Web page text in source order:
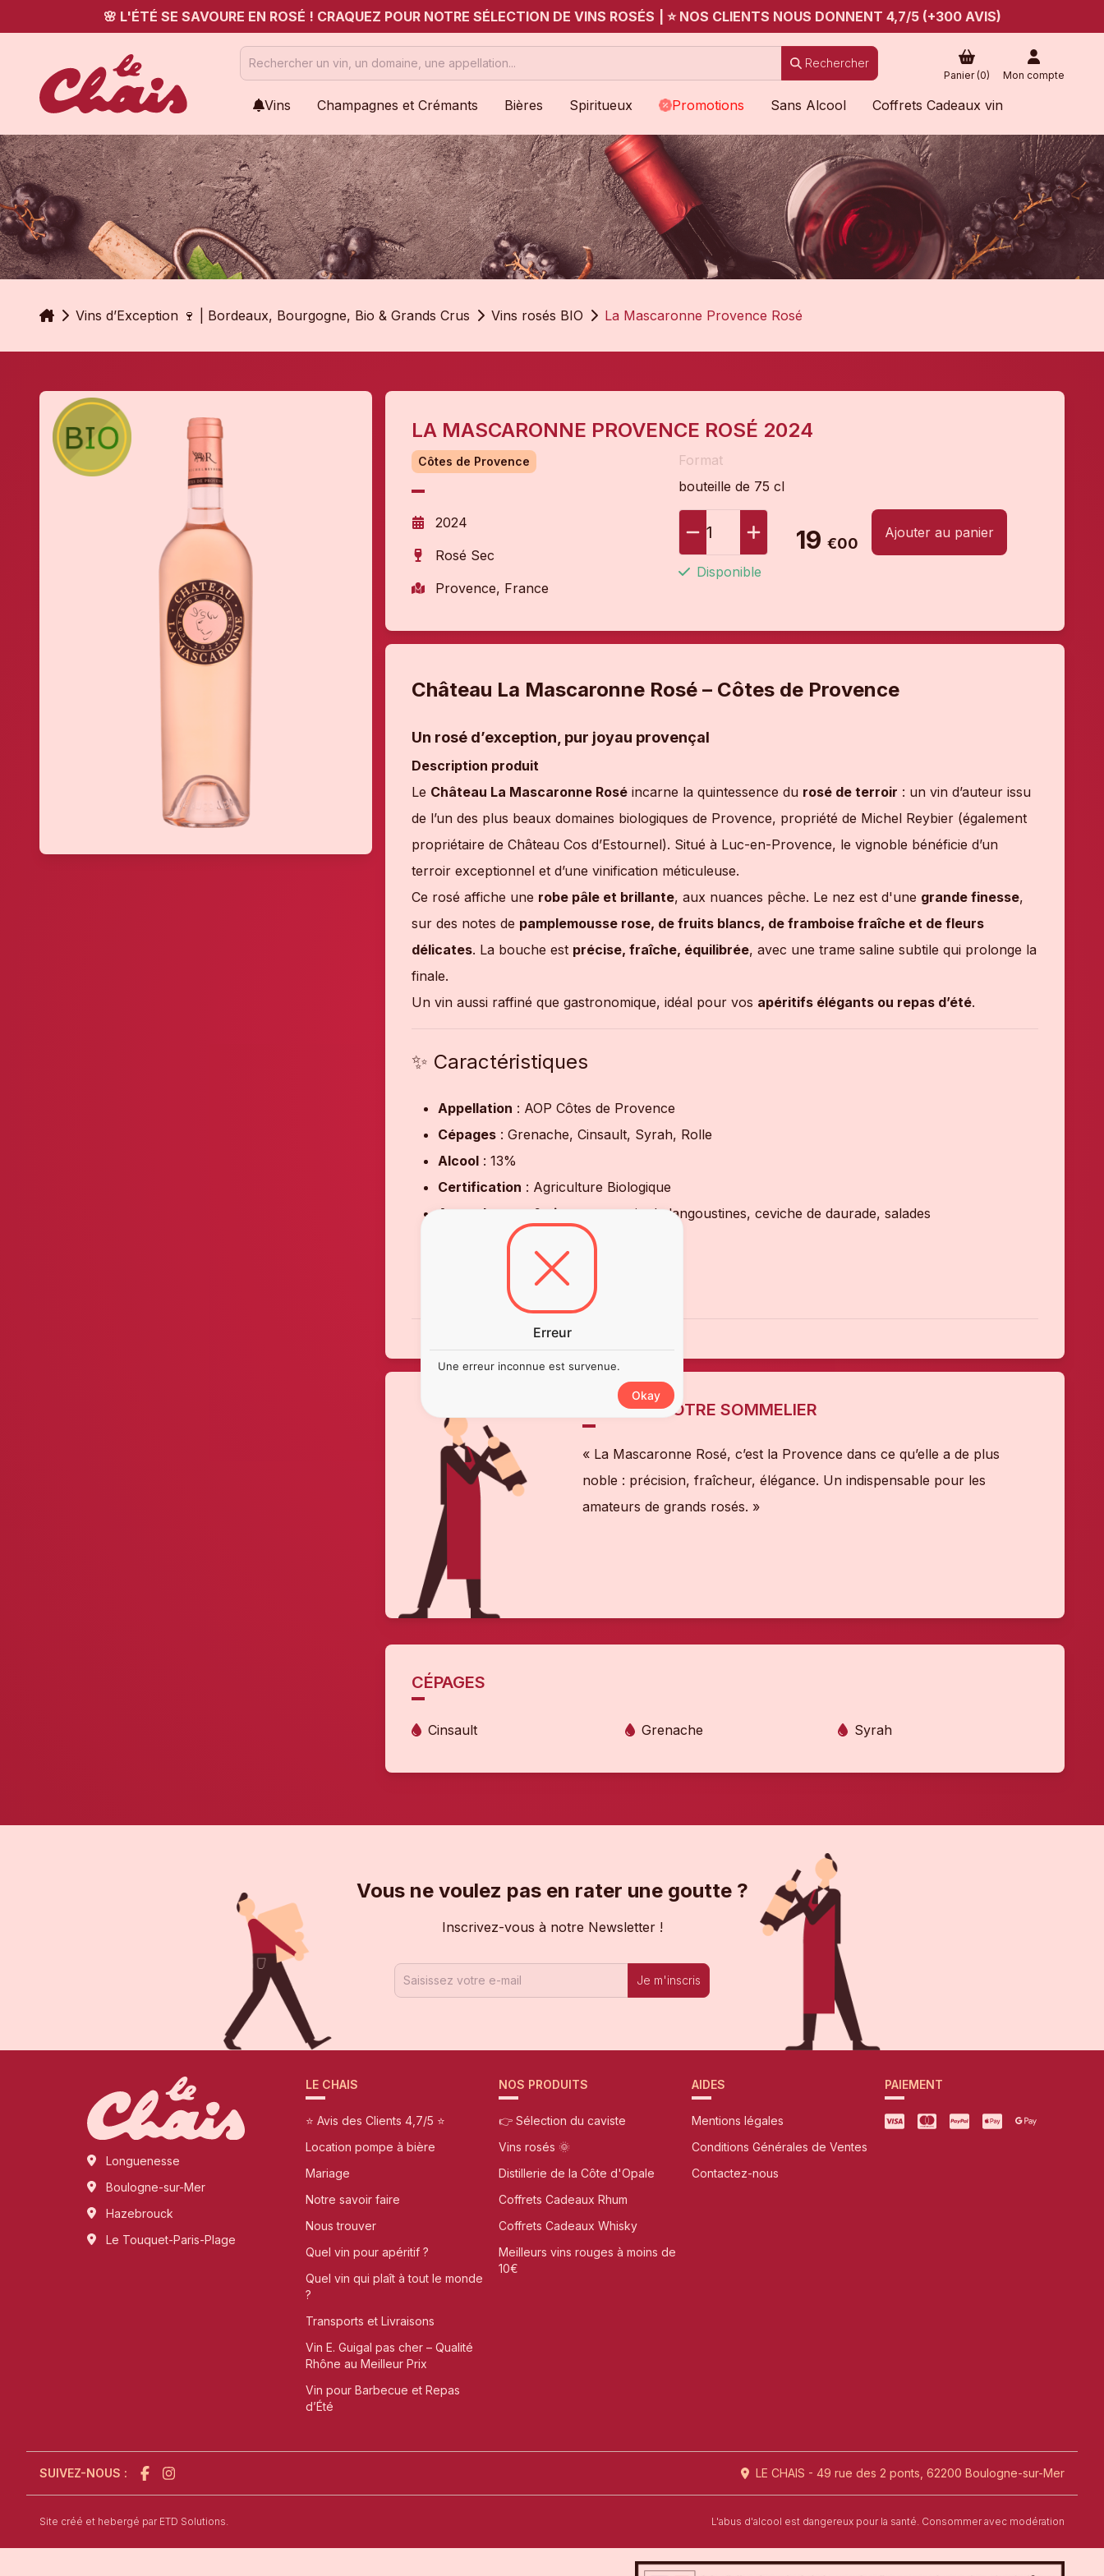
🌸 L'ÉTÉ SE SAVOURE EN ROSÉ ! CRAQUEZ POUR NOTRE SÉLECTION DE VINS ROSÉS ⭐ NOS CLIENTS NOUS DONNENT 4,7/5 (+300 AVIS)
Rechercher
Panier (0) Mon compte
Vins Champagnes et Crémants Bières Spiritueux Promotions Sans Alcool Coffrets Cadeaux vin
AccueilVins d’Exception 🍷 | Bordeaux, Bourgogne, Bio & Grands Crus Vins rosés BIO La Mascaronne Provence Rosé
LA MASCARONNE PROVENCE ROSÉ 2024
Côtes de Provence
2024
Rosé Sec
Provence, France
Format
bouteille de 75 cl
1 19 €00
Ajouter au panier
Disponible
Château La Mascaronne Rosé – Côtes de Provence
Un rosé d’exception, pur joyau provençal
Description produit
Le Château La Mascaronne Rosé incarne la quintessence du rosé de terroir : un vin d’auteur issu
de l’un des plus beaux domaines biologiques de Provence, propriété de Michel Reybier (également
propriétaire de Château Cos d’Estournel). Situé à Luc-en-Provence, le vignoble bénéficie d’un
terroir exceptionnel et d’une vinification méticuleuse.
Ce rosé affiche une robe pâle et brillante, aux nuances pêche. Le nez est d'une grande finesse,
sur des notes de pamplemousse rose, de fruits blancs, de framboise fraîche et de fleurs
délicates. La bouche est précise, fraîche, équilibrée, avec une trame saline subtile qui prolonge la
finale.
Un vin aussi raffiné que gastronomique, idéal pour vos apéritifs élégants ou repas d’été.
✨ Caractéristiques
Appellation : AOP Côtes de Provence
Cépages : Grenache, Cinsault, Syrah, Rolle
Alcool : 13%
Certification : Agriculture Biologique
Accords mets & vins: carpaccio de langoustines, ceviche de daurade, salades
méditerranéennes, fromages frais
Température de service
: À boire dans les 2 ans
L'AVIS DE NOTRE SOMMELIER
« La Mascaronne Rosé, c’est la Provence dans ce qu’elle a de plus
noble : précision, fraîcheur, élégance. Un indispensable pour les
amateurs de grands rosés. »
CÉPAGES
Cinsault Grenache Syrah
Vous ne voulez pas en rater une goutte ?
Inscrivez-vous à notre Newsletter !
Je m'inscris
Longuenesse
Boulogne-sur-Mer
Hazebrouck
Le Touquet-Paris-Plage
LE CHAIS
⭐ Avis des Clients 4,7/5 ⭐
Location pompe à bière
Mariage
Notre savoir faire
Nous trouver
Quel vin pour apéritif ?
Quel vin qui plaît à tout le monde
?
Transports et Livraisons
Vin E. Guigal pas cher – Qualité
Rhône au Meilleur Prix
Vin pour Barbecue et Repas
d’Été
NOS PRODUITS
👉 Sélection du caviste
Vins rosés 🌞
Distillerie de la Côte d'Opale
Coffrets Cadeaux Rhum
Coffrets Cadeaux Whisky
Meilleurs vins rouges à moins de
10€
AIDES
Mentions légales
Conditions Générales de Ventes
Contactez-nous
PAIEMENT
SUIVEZ-NOUS : LE CHAIS - 49 rue des 2 ponts, 62200 Boulogne-sur-Mer
Site créé et hebergé parl'agence de création de site internet à Saint-Omer
ETD Solutions. L'abus d'alcool est dangereux pour la santé. Consommer avec modération
Erreur
Une erreur inconnue est survenue.
Okay